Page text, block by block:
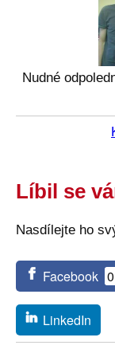
Nudné
Líbil se
Nasdílejte ho
Facebook 0
LinkedIn